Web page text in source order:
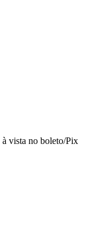
à vista no boleto/Pix